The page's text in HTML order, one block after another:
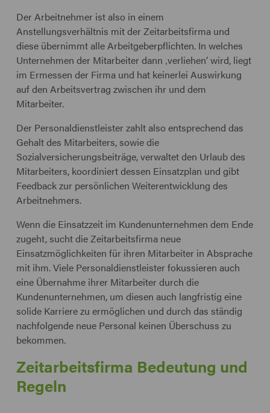
Der Arbeitnehmer ist also in einem
Anstellungsverhältnis mit der Zeitarbeitsfirma und
diese übernimmt alle Arbeitgeberpflichten. In welches
Unternehmen der Mitarbeiter dann ‚verliehen‘ wird, liegt
im Ermessen der Firma und hat keinerlei Auswirkung
auf den Arbeitsvertrag zwischen ihr und dem
Mitarbeiter.
Der Personaldienstleister zahlt also entsprechend das
Gehalt des Mitarbeiters, sowie die
Sozialversicherungsbeiträge, verwaltet den Urlaub des
Mitarbeiters, koordiniert dessen Einsatzplan und gibt
Feedback zur persönlichen Weiterentwicklung des
Arbeitnehmers.
Wenn die Einsatzzeit im Kundenunternehmen dem Ende
zugeht, sucht die Zeitarbeitsfirma neue
Einsatzmöglichkeiten für ihren Mitarbeiter in Absprache
mit ihm. Viele Personaldienstleister fokussieren auch
eine Übernahme ihrer Mitarbeiter durch die
Kundenunternehmen, um diesen auch langfristig eine
solide Karriere zu ermöglichen und durch das ständig
nachfolgende neue Personal keinen Überschuss zu
bekommen.
Zeitarbeitsfirma Bedeutung und
Regeln